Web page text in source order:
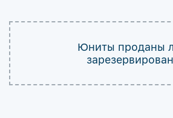
Юниты проданы